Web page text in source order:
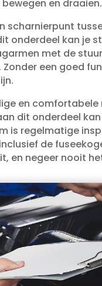
en draaien.​
scharnierpunt
onderdeel kan je
met de
een goed
en
dit onderdeel
is regelmatige
de
en negeer nooit